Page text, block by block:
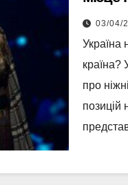
03/04/
Україна
країна?
про
позицій